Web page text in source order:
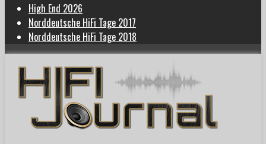
High End 2026
Norddeutsche HiFi Tage 2017
Norddeutsche HiFi Tage 2018